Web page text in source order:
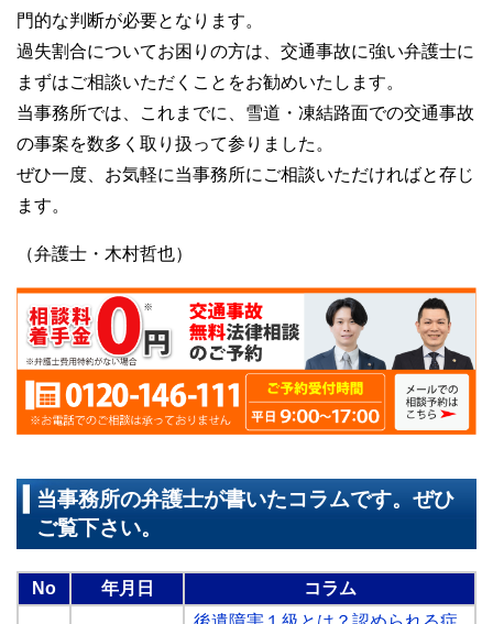
門的な判断が必要となります。
過失割合についてお困りの方は、交通事故に強い弁護士に
まずはご相談いただくことをお勧めいたします。
当事務所では、これまでに、雪道・凍結路面での交通事故
の事案を数多く取り扱って参りました。
ぜひ一度、お気軽に当事務所にご相談いただければと存じ
ます。
（弁護士・木村哲也）
当事務所の弁護士が書いたコラムです。ぜひ
ご覧下さい。
No 年月日
コラム